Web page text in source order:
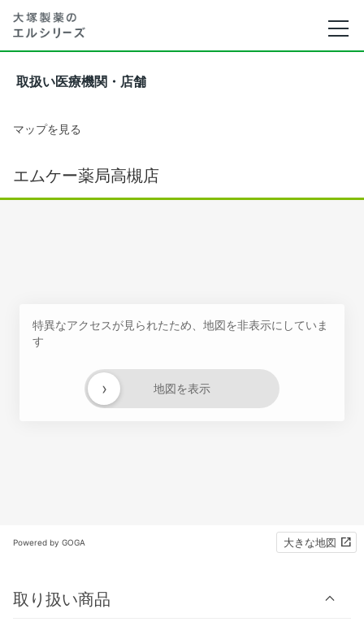
取扱い医療機関・店舗
マップを見る
エムケー薬局高槻店
特異なアクセスが見られたため、地図を非表示にしていま
す
地図を表示
›
Powered by GOGA 大きな地図
取り扱い商品